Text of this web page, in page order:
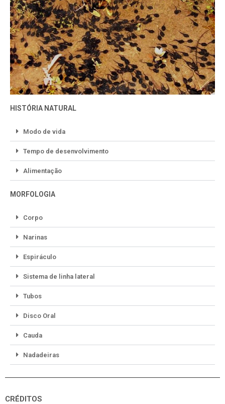
HISTÓRIA NATURAL
Modo de vida
Tempo de desenvolvimento
Alimentação
MORFOLOGIA
Corpo
Narinas
Espiráculo
Sistema de linha lateral
Tubos
Disco Oral
Cauda
Nadadeiras
CRÉDITOS